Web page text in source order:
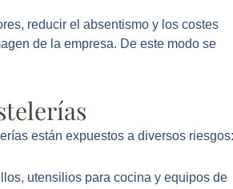
reducir el absentismo y los costes
de la empresa. De este modo se
están expuestos a diversos riesgos:
utensilios para cocina y equipos de